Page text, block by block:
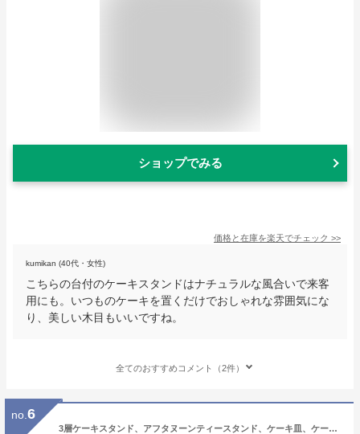
ショップでみる
価格と在庫を楽天でチェック >>
kumikan (40代・女性)
こちらの台付のケーキスタンドはナチュラルな風合いで来客
用にも。いつものケーキを置くだけでおしゃれな雰囲気にな
り、美しい木目もいいですね。
全てのおすすめコメント（2件）
no. 6
3層ケーキスタンド、アフタヌーンティースタンド、ケーキ皿、ケーキスタンド 3段、チョッ プレート、アフタヌーンティーセット、デザート皿、多層ケーキトレー、結婚式 婚約 誕生日 パーティー用